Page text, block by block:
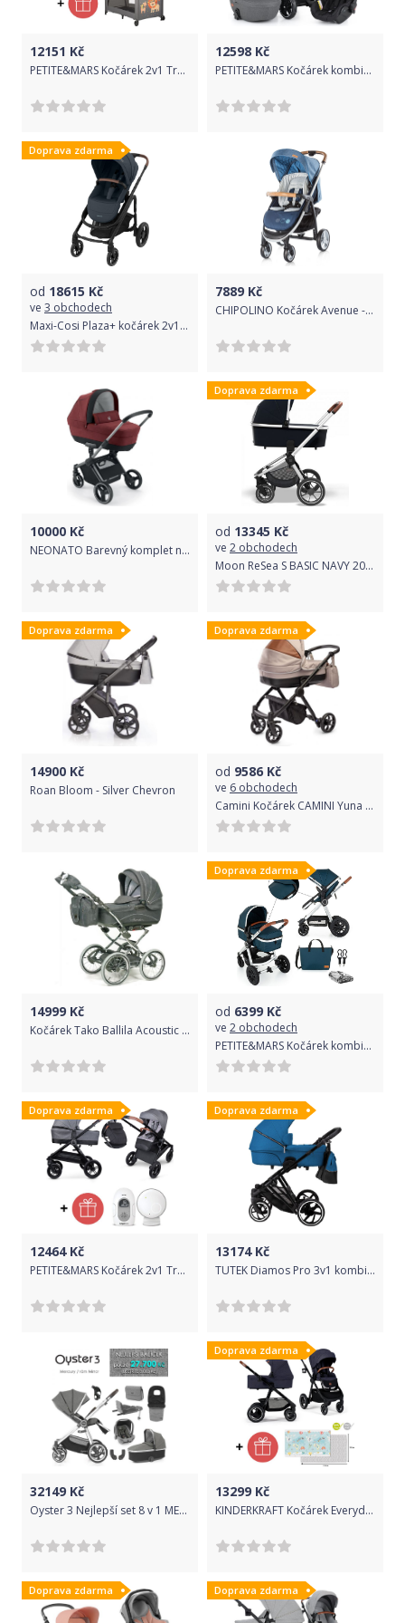
12151 Kč
PETITE&MARS Kočárek 2v1 Trails Anthracite Blue + PETITE&MARS Postýlka Koot - Lion Grey ZDARMA
12598 Kč
PETITE&MARS Kočárek kombinovaný Rover II 2v1 Grey + Autosedačka Rover II II Universal Black
Doprava zdarma
od 18615 Kč
ve 3 obchodech
Maxi-Cosi Plaza+ kočárek 2v1 Essential Graphite
7889 Kč
CHIPOLINO Kočárek Avenue - různé barvy modrá
10000 Kč
NEONATO Barevný komplet na Slick Col.854
Doprava zdarma
od 13345 Kč
ve 2 obchodech
Moon ReSea S BASIC NAVY 2022
Doprava zdarma
14900 Kč
Roan Bloom - Silver Chevron
Doprava zdarma
od 9586 Kč
ve 6 obchodech
Camini Kočárek CAMINI Yuna kombinovaný 2v1 2018 beige
14999 Kč
Kočárek Tako Ballila Acoustic Tmavě šedá 2016
Doprava zdarma
od 6399 Kč
ve 2 obchodech
PETITE&MARS Kočárek kombinovaný 2v1 Grand II Platinum Indigo 2020
Doprava zdarma
12464Kč
PETITE&MARS Kočárek 2v1 Trails Ultimate Grey + ANGELCARE AC110 Audio chůvička ZDARMA
Doprava zdarma
13174Kč
TUTEK Diamos Pro 3v1 kombinovaný Blue 2022
32149 Kč
Oyster 3 Nejlepší set 8 v 1 MERCURY (MIRROR rám) kočár + hl.korba + autosedačka + adaptéry + fusak + taška + isofix báze + držák na nápoje
Doprava zdarma
13299 Kč
KINDERKRAFT Kočárek Everyday 2v1 Denim + SKIP HOP Podložka na hraní Malý cestovatel 0m+ ZDARMA
Doprava zdarma Doprava zdarma